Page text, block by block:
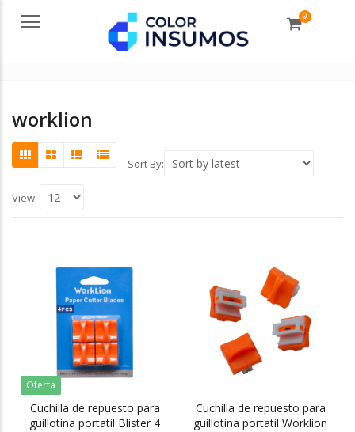
Menu 0
worklion
Sort By:
View:
Oferta
Cuchilla de repuesto para
guillotina portatil Blister 4
Cuchilla de repuesto para
guillotina portatil Worklion